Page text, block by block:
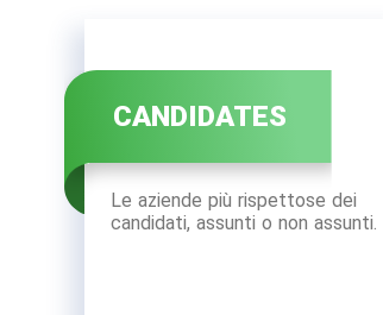
CANDIDATES
Le aziende più rispettose dei
candidati, assunti o non assunti.